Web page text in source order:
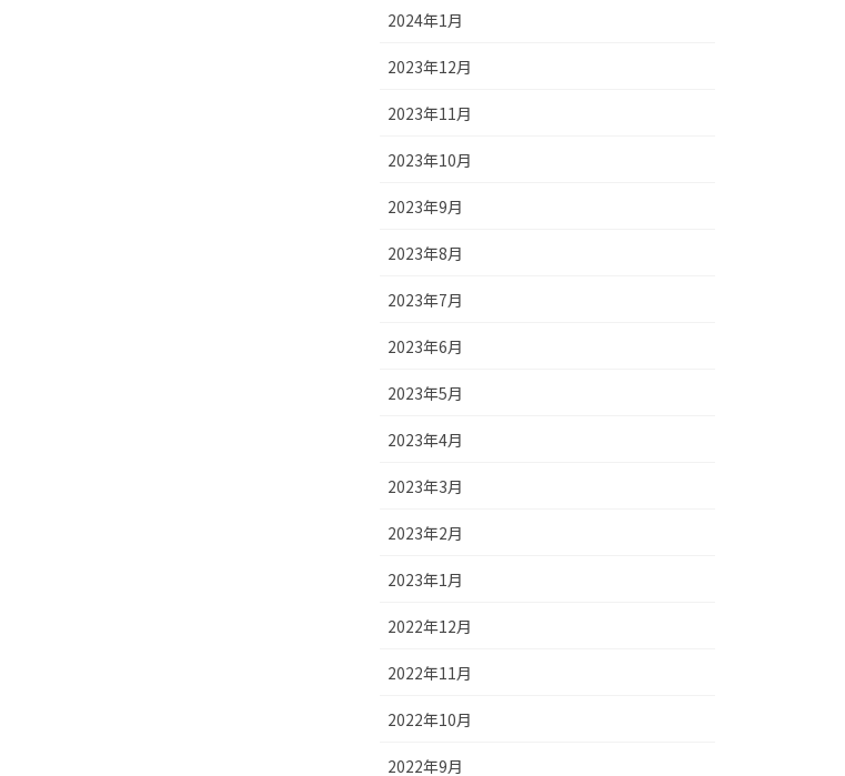
2024年1月
2023年12月
2023年11月
2023年10月
2023年9月
2023年8月
2023年7月
2023年6月
2023年5月
2023年4月
2023年3月
2023年2月
2023年1月
2022年12月
2022年11月
2022年10月
2022年9月